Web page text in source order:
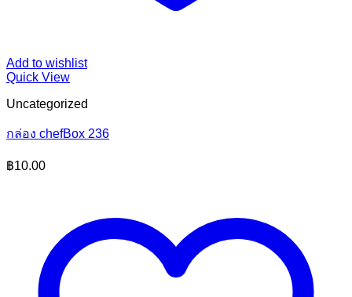
Add to wishlist
Quick View
Uncategorized
กล่อง chefBox 236
฿10.00